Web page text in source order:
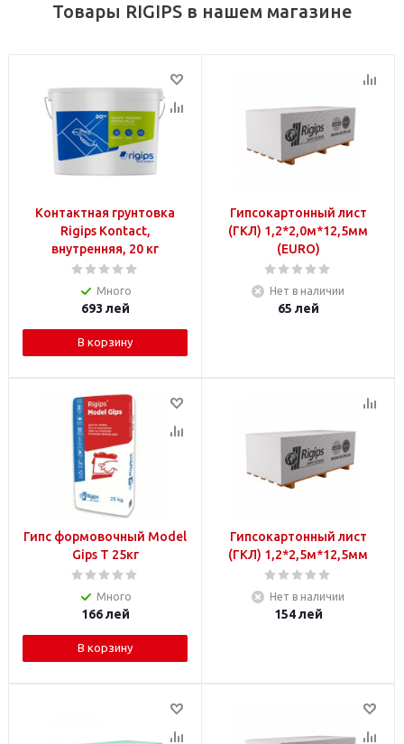
Товары RIGIPS в нашем магазине
Контактная грунтовка
Rigips Kontact,
внутренняя, 20 кг
Много
693 лей
В корзину
Гипсокартонный лист
(ГКЛ) 1,2*2,0м*12,5мм
(EURO)
Нет в наличии
65 лей
Гипс формовочный Model
Gips T 25кг
Много
166лей
В корзину
Гипсокартонный лист
(ГКЛ) 1,2*2,5м*12,5мм
Нет в наличии
154лей